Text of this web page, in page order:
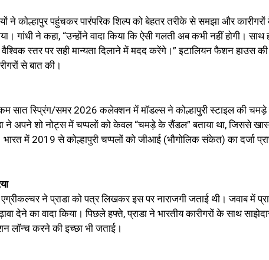
ने कोल्हापुर पहुंचकर पारंपरिक शिल्प को बेहतर तरीके से समझा और
गांधी ने कहा, “उन्होंने वादा किया कि ऐसी गलती अब कभी नहीं होगी। साथ
वैश्विक स्तर पर सही मान्यता दिलाने में मदद करेंगे।” इटालियन फैशन हाउस
से बात की।
सात स्प्रिंग/समर 2026 कलेक्शन में मॉडल्स ने कोल्हापुरी स्टाइल की चमड़े
ने अपने शो नोट्स में चप्पलों को केवल “चमड़े के सैंडल” बताया था, जिससे
भारत में 2019 से कोल्हापुरी चप्पलों को जीआई (भौगोलिक संकेत) का दर्जा
ने प्राडा को पत्र लिखकर इस पर नाराजगी जताई थी। जवाब में
देने का वादा किया। पिछले हफ्ते, प्राडा ने भारतीय कारीगरों के साथ
लॉन्च करने की इच्छा भी जताई।